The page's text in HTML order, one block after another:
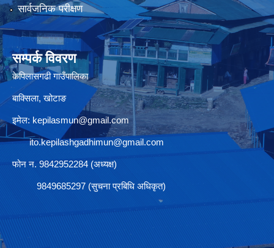
सार्वजनिक परीक्षण
सम्पर्क विवरण
केपिलासगढी गाउँपालिका
बाक्सिला, खोटाङ
इमेल: kepilasmun@gmail.com
ito.kepilashgadhimun@gmail.com
फोन न. 9842952284 (अध्यक्ष)
9849685297 (सुचना प्रबिधि अधिकृत)